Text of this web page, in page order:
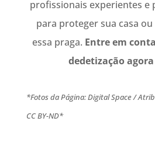
profissionais experientes e
para proteger sua casa
essa praga. Entre em
dedetização
*Fotos da Página: Digital Space /
CC BY-ND*